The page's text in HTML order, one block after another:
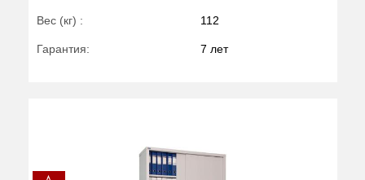
Вес (кг) : 112
Гарантия: 7 лет